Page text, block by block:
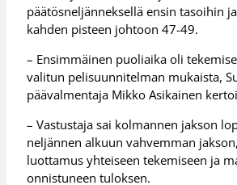
päätösneljänneksellä ensin tasoihin
kahden pisteen johtoon 47-49.
– Ensimmäinen puoliaika oli
valitun pelisuunnitelman mukaista,
päävalmentaja Mikko Asikainen
– Vastustaja sai kolmannen jakson
neljännen alkuun vahvemman
luottamus yhteiseen tekemiseen ja
onnistuneen tuloksen.